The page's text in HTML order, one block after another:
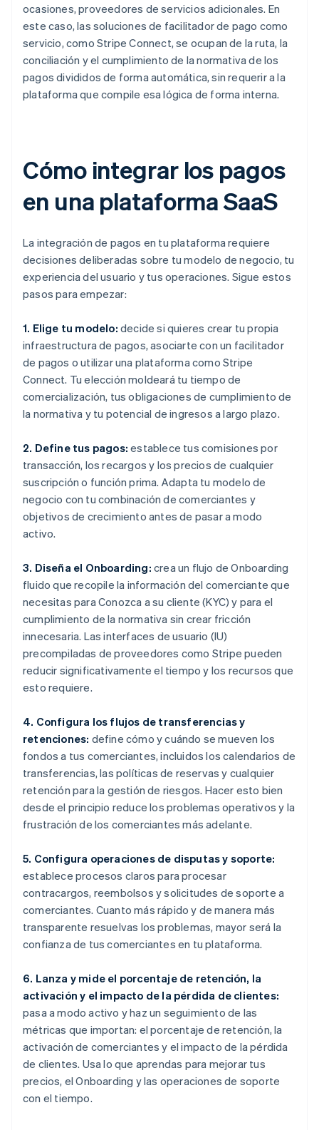
ocasiones, proveedores de servicios adicionales. En
este caso, las soluciones de facilitador de pago como
servicio, como Stripe Connect, se ocupan de la ruta, la
conciliación y el cumplimiento de la normativa de los
pagos divididos de forma automática, sin requerir a la
plataforma que compile esa lógica de forma interna.
Cómo integrar los pagos
en una plataforma SaaS
La integración de pagos en tu plataforma requiere
decisiones deliberadas sobre tu modelo de negocio, tu
experiencia del usuario y tus operaciones. Sigue estos
pasos para empezar:
1. Elige tu modelo: decide si quieres crear tu propia
infraestructura de pagos, asociarte con un facilitador
de pagos o utilizar una plataforma como Stripe
Connect. Tu elección moldeará tu tiempo de
comercialización, tus obligaciones de cumplimiento de
la normativa y tu potencial de ingresos a largo plazo.
2. Define tus pagos: establece tus comisiones por
transacción, los recargos y los precios de cualquier
suscripción o función prima. Adapta tu modelo de
negocio con tu combinación de comerciantes y
objetivos de crecimiento antes de pasar a modo
activo.
3. Diseña el Onboarding: crea un flujo de Onboarding
fluido que recopile la información del comerciante que
necesitas para Conozca a su cliente (KYC) y para el
cumplimiento de la normativa sin crear fricción
innecesaria. Las interfaces de usuario (IU)
precompiladas de proveedores como Stripe pueden
reducir significativamente el tiempo y los recursos que
esto requiere.
4. Configura los flujos de transferencias y
retenciones: define cómo y cuándo se mueven los
fondos a tus comerciantes, incluidos los calendarios de
transferencias, las políticas de reservas y cualquier
retención para la gestión de riesgos. Hacer esto bien
desde el principio reduce los problemas operativos y la
frustración de los comerciantes más adelante.
5. Configura operaciones de disputas y soporte:
establece procesos claros para procesar
contracargos, reembolsos y solicitudes de soporte a
comerciantes. Cuanto más rápido y de manera más
transparente resuelvas los problemas, mayor será la
confianza de tus comerciantes en tu plataforma.
6. Lanza y mide el porcentaje de retención, la
activación y el impacto de la pérdida de clientes:
pasa a modo activo y haz un seguimiento de las
métricas que importan: el porcentaje de retención, la
activación de comerciantes y el impacto de la pérdida
de clientes. Usa lo que aprendas para mejorar tus
precios, el Onboarding y las operaciones de soporte
con el tiempo.